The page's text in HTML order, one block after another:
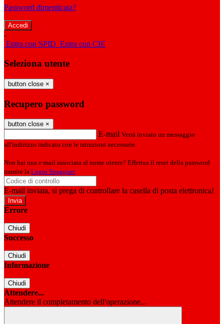
Password dimenticata?
-
Entra con SPID Entra con CIE
Seleziona utente
button close ×
Recupero password
button close ×
E-mail Verrà inviato un messaggio
all'indirizzo indicato con le istruzioni necessarie.
Non hai una e-mail associata al nome utente? Effettua il reset della password
tramite la Login Spaggiari
E-mail inviata, si prega di controllare la casella di posta elettronica!
Errore
Chiudi
Successo
Chiudi
Informazione
Chiudi
Attendere...
Attendere il completamento dell'operazione...